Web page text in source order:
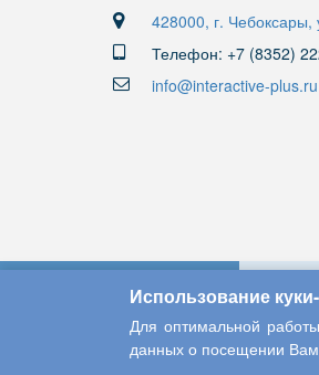
428000, г.
Телефон: +7 (8352)
info@interactive-plus.ru
Использование
Для оптимальной
данных о посещении